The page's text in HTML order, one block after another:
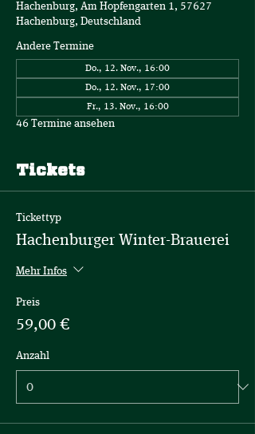
Hachenburg, Am Hopfengarten 1, 57627
Hachenburg, Deutschland
Andere Termine
Do., 12. Nov., 16:00
Do., 12. Nov., 17:00
Fr., 13. Nov., 16:00
46 Termine ansehen
Tickets
Tickettyp
Hachenburger Winter-Brauerei
Mehr Infos
Preis
59,00 €
Anzahl